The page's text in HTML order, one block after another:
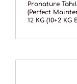
Pronature
(Perfect
12 KG (10+2 KG